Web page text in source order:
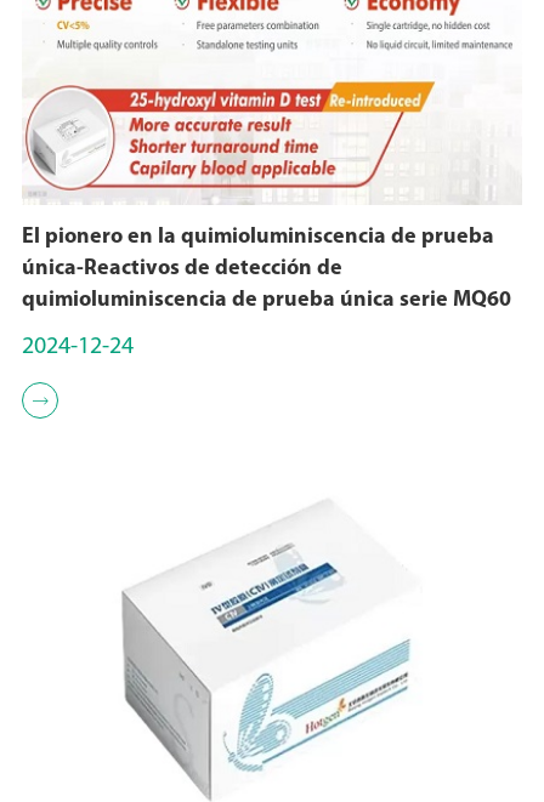
El pionero en la quimioluminiscencia de prueba
única-Reactivos de detección de
quimioluminiscencia de prueba única serie MQ60
2024-12-24
